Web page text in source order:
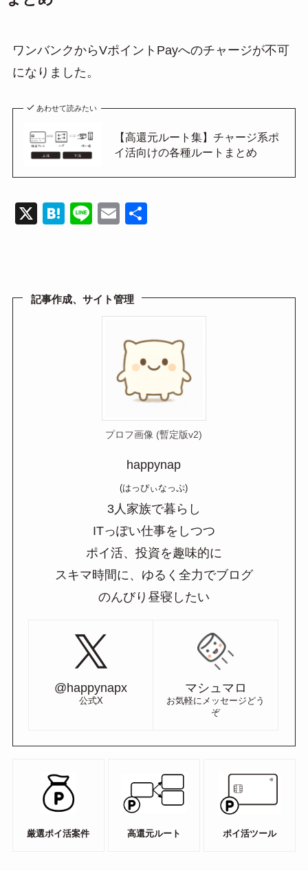
ワンバンクからVポイントPayへのチャージが不可
になりました。
あわせて読みたい
【高還元ルート集】チャージ系ポ
イ活向けの各種ルートまとめ
X
H
a
Li
E
記事作成、サイト管理
プロフ画像 (暫定版v2)
happynap
(はっぴぃなっぷ)
3人家族で暮らし
ITっぽい仕事をしつつ
ポイ活、投資を趣味的に
スキマ時間に、ゆるく全力でブログ
のんびり昼寝したい
@happynapx
公式X
マシュマロ
お気軽にメッセージどう
ぞ
厳選ポイ活案件 高還元ルート ポイ活ツール